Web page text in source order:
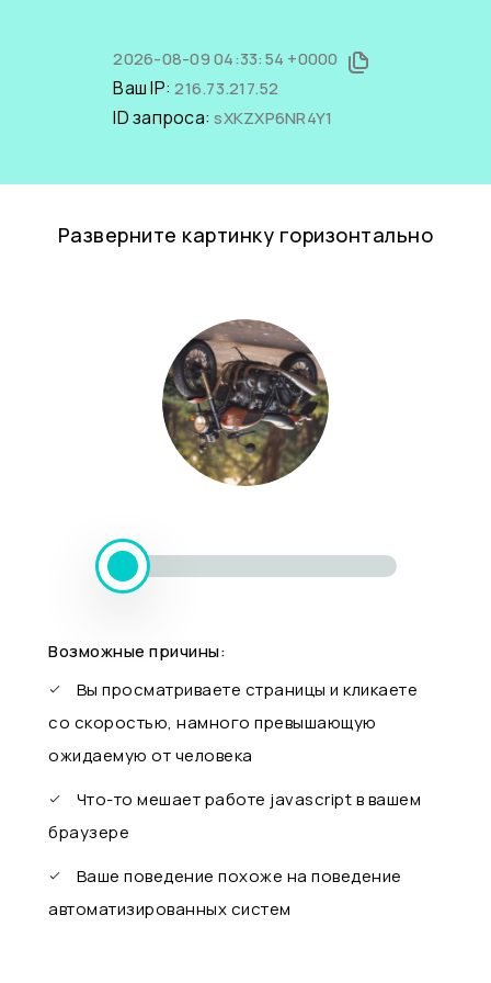
2026-08-09 04:33:54 +0000
Ваш IP:216.73.217.52
ID запроса:sXKZXP6NR4Y1
Разверните картинку горизонтально
Возможные причины:
Вы просматриваете страницы и кликаете
со скоростью, намного превышающую
ожидаемую от человека
Что-то мешает работе javascript в вашем
браузере
Ваше поведение похоже на поведение
автоматизированных систем